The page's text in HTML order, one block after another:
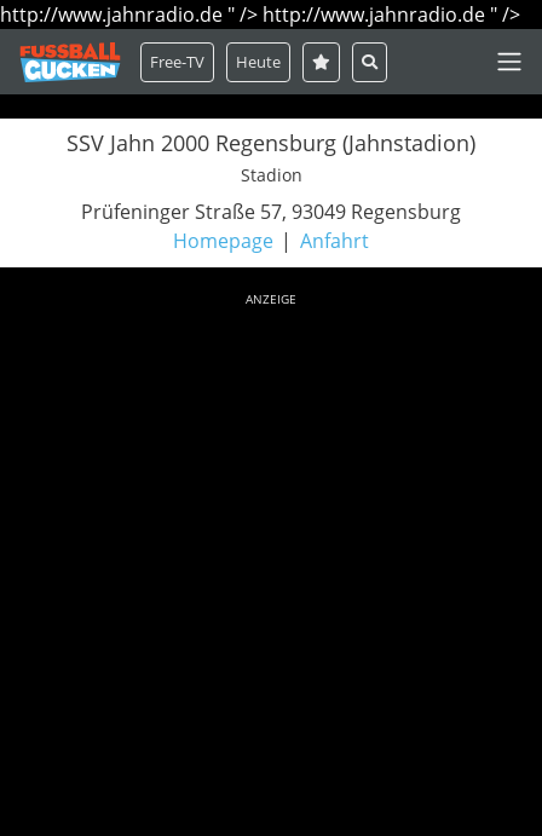
http://www.jahnradio.de " /> http://www.jahnradio.de " />
Free-TV Heute
SSV Jahn 2000 Regensburg (Jahnstadion)
Stadion
Prüfeninger Straße 57, 93049 Regensburg
Homepage
Anfahrt
ANZEIGE